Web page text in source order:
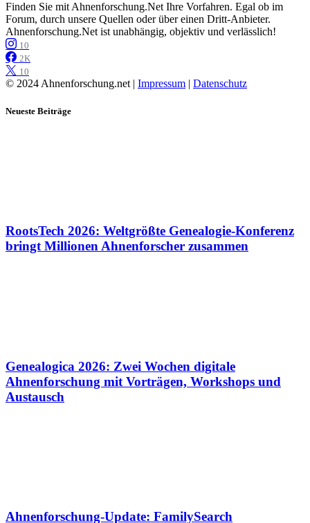
Finden Sie mit Ahnenforschung.Net Ihre Vorfahren. Egal ob im
Forum, durch unsere Quellen oder über einen Dritt-Anbieter.
Ahnenforschung.Net ist unabhängig, objektiv und verlässlich!
10
2K
10
© 2024 Ahnenforschung.net | Impressum | Datenschutz
Neueste Beiträge
RootsTech 2026: Weltgrößte Genealogie-Konferenz
bringt Millionen Ahnenforscher zusammen
Genealogica 2026: Zwei Wochen digitale
Ahnenforschung mit Vorträgen, Workshops und
Austausch
Ahnenforschung-Update: FamilySearch